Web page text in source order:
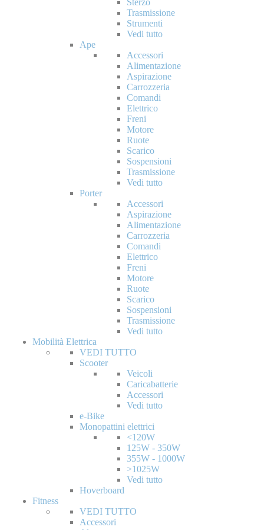
Sterzo
Trasmissione
Strumenti
Vedi tutto
Ape
Accessori
Alimentazione
Aspirazione
Carrozzeria
Comandi
Elettrico
Freni
Motore
Ruote
Scarico
Sospensioni
Trasmissione
Vedi tutto
Porter
Accessori
Aspirazione
Alimentazione
Carrozzeria
Comandi
Elettrico
Freni
Motore
Ruote
Scarico
Sospensioni
Trasmissione
Vedi tutto
Mobilità Elettrica
VEDI TUTTO
Scooter
Veicoli
Caricabatterie
Accessori
Vedi tutto
e-Bike
Monopattini elettrici
<120W
125W - 350W
355W - 1000W
>1025W
Vedi tutto
Hoverboard
Fitness
VEDI TUTTO
Accessori